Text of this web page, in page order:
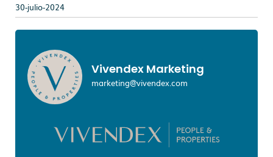
30-julio-2024
Vivendex Marketing
marketing@vivendex.com